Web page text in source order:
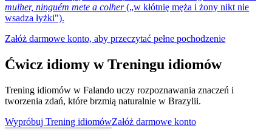
mulher, ninguém mete a colher(„w kłótnię męża i żony nikt nie
wsadza łyżki").
Załóż darmowe konto, aby przeczytać pełne pochodzenie
Ćwicz idiomy w Treningu idiomów
Trening idiomów w Falando uczy rozpoznawania znaczeń i
tworzenia zdań, które brzmią naturalnie w Brazylii.
Wypróbuj Trening idiomówZałóż darmowe konto